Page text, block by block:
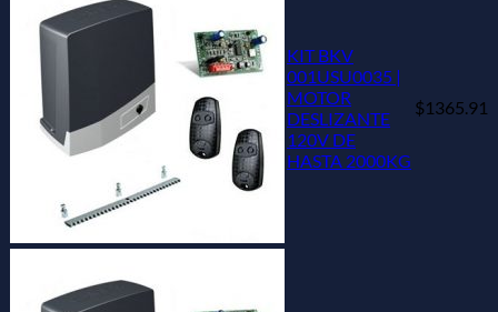
KIT BKV
001USU0035 |
MOTOR
DESLIZANTE
120V DE
HASTA 2000KG
$1365.91